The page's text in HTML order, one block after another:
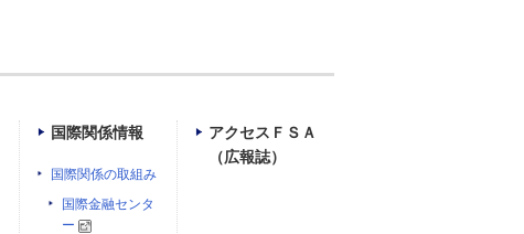
国際関係情報
国際関係の取組み
国際金融センタ
ー
アクセスＦＳＡ
（広報誌）